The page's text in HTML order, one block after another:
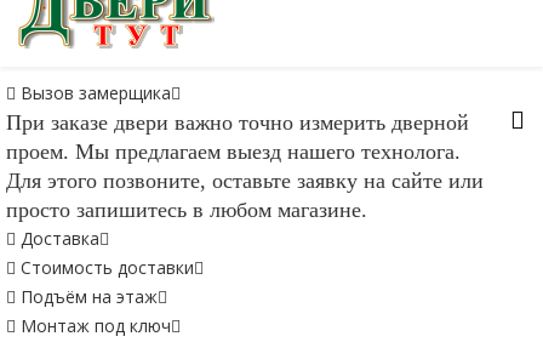
Вызов замерщика
При заказе двери важно точно измерить дверной
проем. Мы предлагаем выезд нашего технолога.
Для этого позвоните, оставьте заявку на сайте или
просто запишитесь в любом магазине.
Доставка
Стоимость доставки
Подъём на этаж
Монтаж под ключ